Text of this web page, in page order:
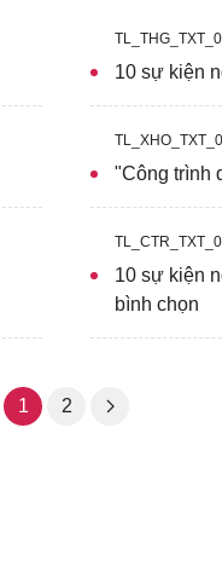
10 sự kiện
"Công trình
10 sự kiện
bình chọn
1 2